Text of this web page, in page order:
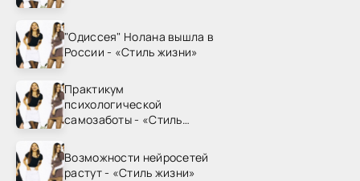
"Одиссея" Нолана вышла в
России - «Стиль жизни»
Практикум
психологической
самозаботы - «Стиль
Возможности нейросетей
растут - «Стиль жизни»